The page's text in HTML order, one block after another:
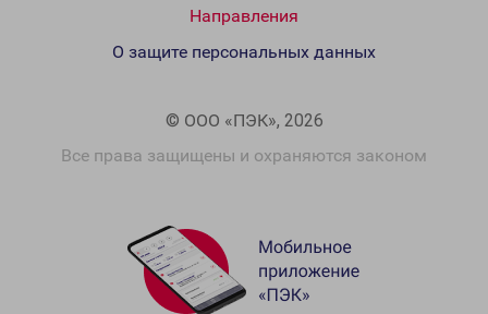
Направления
© ООО «ПЭК», 2026
Все права защищены и охраняются законом
О защите персональных данных